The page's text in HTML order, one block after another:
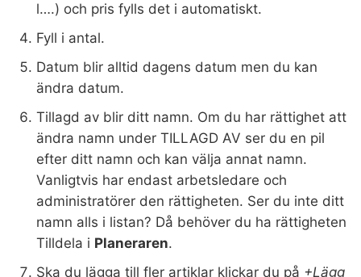
l….) och pris fylls det i automatiskt.
Fyll i antal.
Datum blir alltid dagens datum men du kan
ändra datum.
Tillagd av blir ditt namn. Om du har rättighet att
ändra namn under TILLAGD AV ser du en pil
efter ditt namn och kan välja annat namn.
Vanligtvis har endast arbetsledare och
administratörer den rättigheten. Ser du inte ditt
namn alls i listan? Då behöver du ha rättigheten
Tilldela i Planeraren.
Ska du lägga till fler artiklar klickar du på +Lägg